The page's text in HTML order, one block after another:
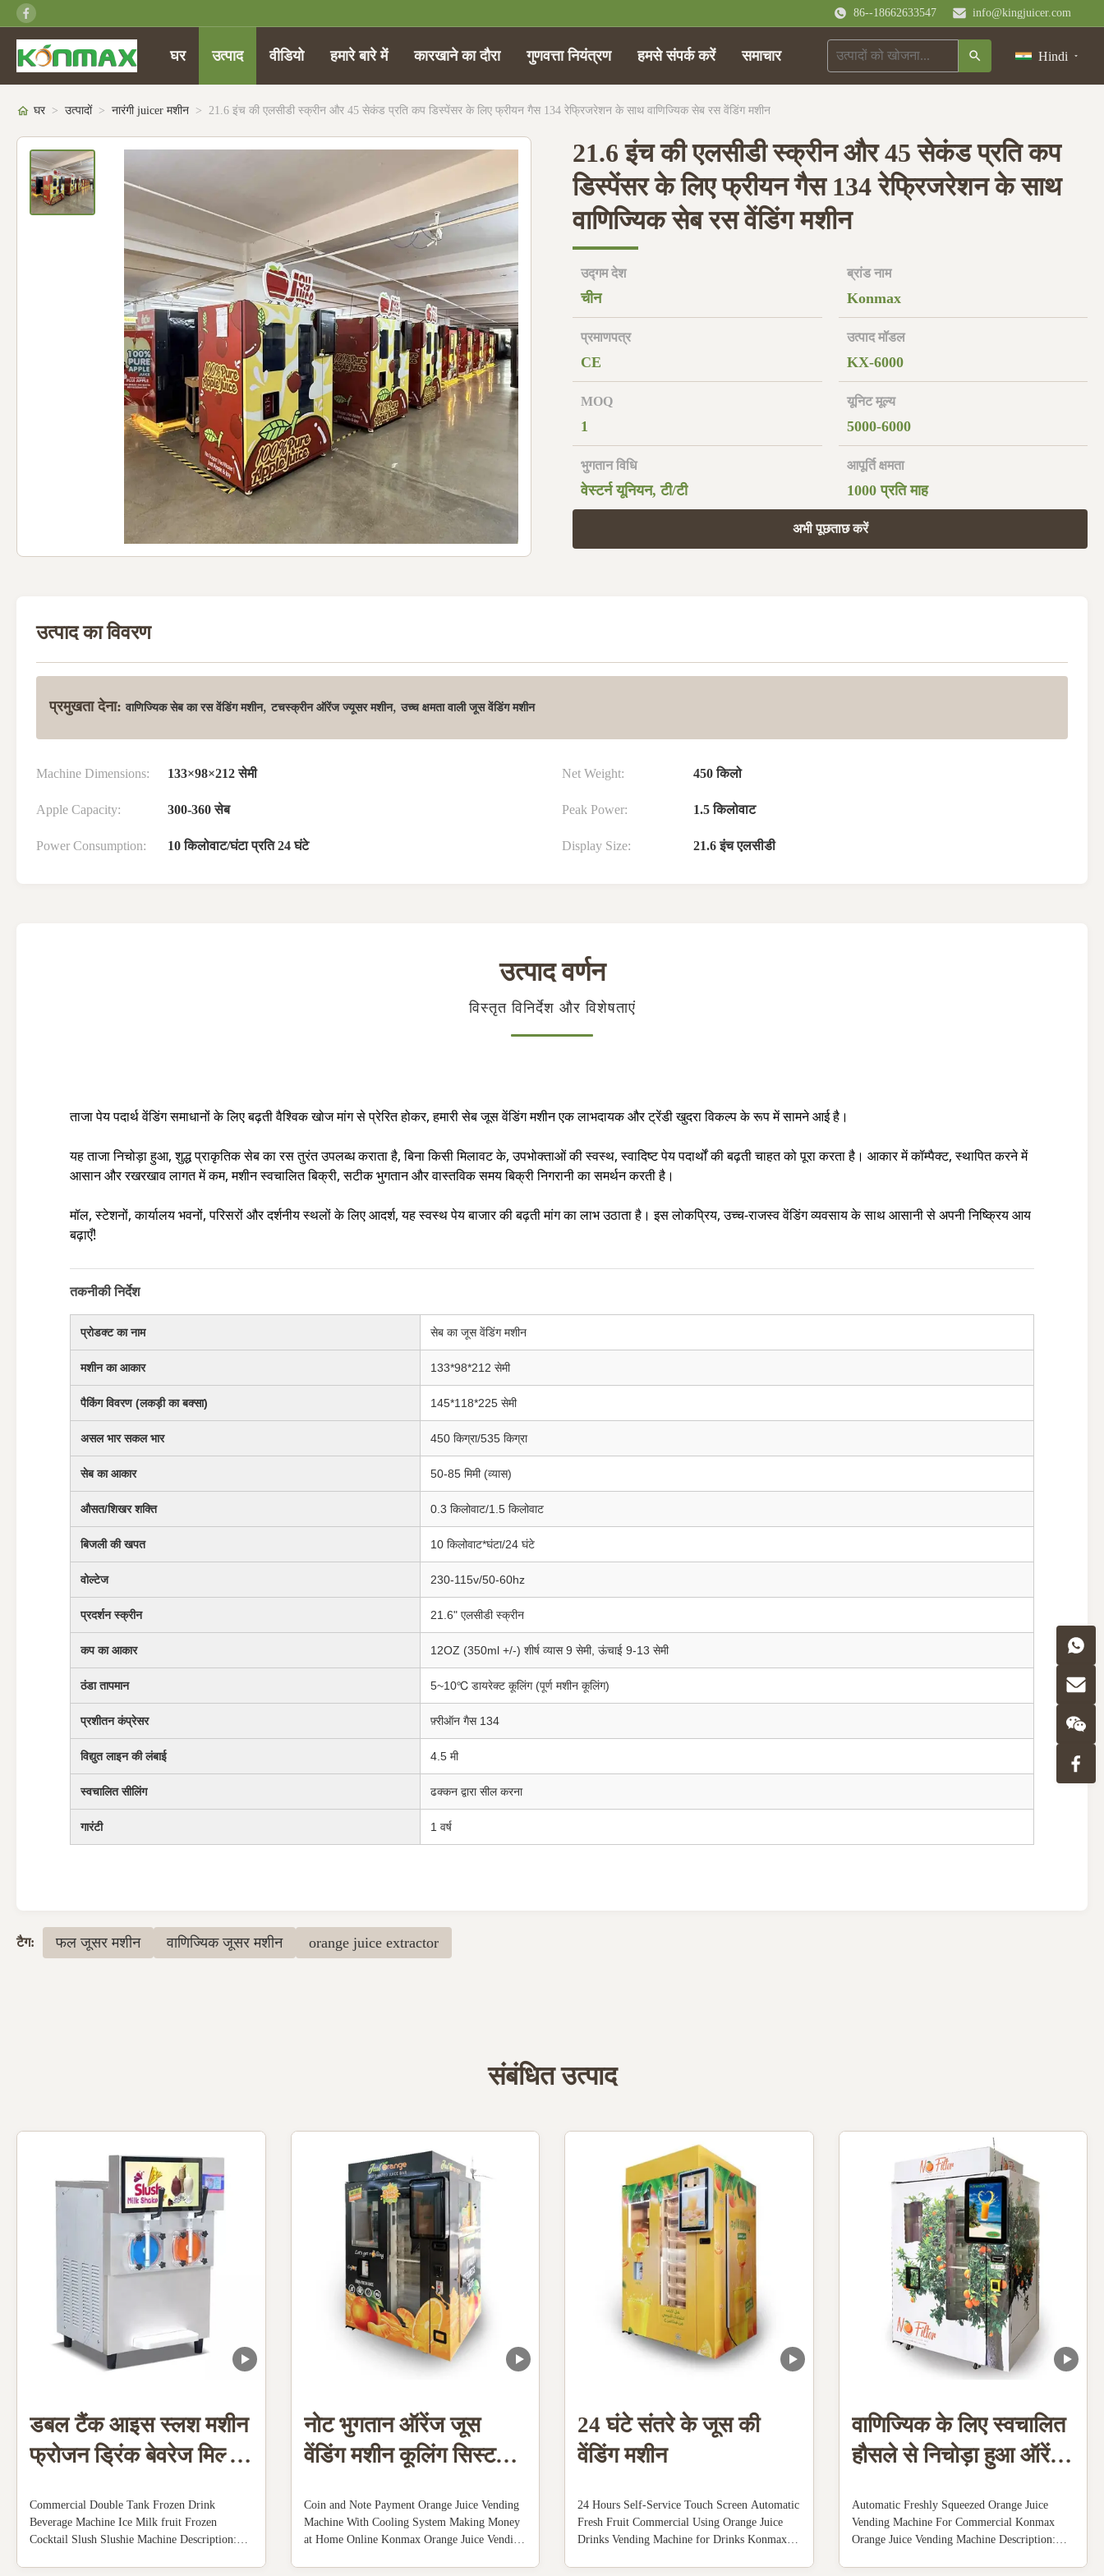
86--18662633547 info@kingjuicer.com
घर उत्पाद वीडियो हमारे बारे में कारखाने का दौरा गुणवत्ता नियंत्रण हमसे संपर्क करें समाचार Hindi
घर > उत्पादों > नारंगी juicer मशीन > 21.6 इंच की एलसीडी स्क्रीन और 45 सेकंड प्रति कप डिस्पेंसर के लिए फ्रीयन गैस 134 रेफ्रिजरेशन के साथ वाणिज्यिक सेब रस वेंडिंग मशीन
21.6 इंच की एलसीडी स्क्रीन और 45 सेकंड प्रति कप
डिस्पेंसर के लिए फ्रीयन गैस 134 रेफ्रिजरेशन के साथ
वाणिज्यिक सेब रस वेंडिंग मशीन
उद्गम देश
चीन
ब्रांड नाम
Konmax
प्रमाणपत्र
CE
उत्पाद मॉडल
KX-6000
MOQ
1
यूनिट मूल्य
5000-6000
भुगतान विधि
वेस्टर्न यूनियन, टी/टी
आपूर्ति क्षमता
1000 प्रति माह
अभी पूछताछ करें
उत्पाद का विवरण
प्रमुखता देना: वाणिज्यिक सेब का रस वेंडिंग मशीन,टचस्क्रीन ऑरेंज ज्यूसर मशीन,उच्च क्षमता वाली जूस वेंडिंग मशीन
Machine Dimensions: 133×98×212 सेमी Net Weight: 450 किलो
Apple Capacity: 300-360 सेब Peak Power: 1.5 किलोवाट
Power Consumption: 10 किलोवाट/घंटा प्रति 24 घंटे Display Size: 21.6 इंच एलसीडी
उत्पाद वर्णन
विस्तृत विनिर्देश और विशेषताएं
ताजा पेय पदार्थ वेंडिंग समाधानों के लिए बढ़ती वैश्विक खोज मांग से प्रेरित होकर, हमारी सेब जूस वेंडिंग मशीन एक लाभदायक और ट्रेंडी खुदरा विकल्प के रूप में सामने आई है।
यह ताजा निचोड़ा हुआ, शुद्ध प्राकृतिक सेब का रस तुरंत उपलब्ध कराता है, बिना किसी मिलावट के, उपभोक्ताओं की स्वस्थ, स्वादिष्ट पेय पदार्थों की बढ़ती चाहत को पूरा करता है। आकार में कॉम्पैक्ट, स्थापित करने में
आसान और रखरखाव लागत में कम, मशीन स्वचालित बिक्री, सटीक भुगतान और वास्तविक समय बिक्री निगरानी का समर्थन करती है।
मॉल, स्टेशनों, कार्यालय भवनों, परिसरों और दर्शनीय स्थलों के लिए आदर्श, यह स्वस्थ पेय बाजार की बढ़ती मांग का लाभ उठाता है। इस लोकप्रिय, उच्च-राजस्व वेंडिंग व्यवसाय के साथ आसानी से अपनी निष्क्रिय आय
बढ़ाएँ!
तकनीकी निर्देश
प्रोडक्ट का नाम सेब का जूस वेंडिंग मशीन
मशीन का आकार 133*98*212 सेमी
पैकिंग विवरण (लकड़ी का बक्सा) 145*118*225 सेमी
असल भार सकल भार 450 किग्रा/535 किग्रा
सेब का आकार 50-85 मिमी (व्यास)
औसत/शिखर शक्ति 0.3 किलोवाट/1.5 किलोवाट
बिजली की खपत 10 किलोवाट*घंटा/24 घंटे
वोल्टेज 230-115v/50-60hz
प्रदर्शन स्क्रीन 21.6" एलसीडी स्क्रीन
कप का आकार 12OZ (350ml +/-) शीर्ष व्यास 9 सेमी, ऊंचाई 9-13 सेमी
ठंडा तापमान 5~10℃ डायरेक्ट कूलिंग (पूर्ण मशीन कूलिंग)
प्रशीतन कंप्रेसर फ़्रीऑन गैस 134
विद्युत लाइन की लंबाई 4.5 मी
स्वचालित सीलिंग ढक्कन द्वारा सील करना
गारंटी 1 वर्ष
टैग: फल ​​जूसर मशीन वाणिज्यिक जूसर मशीन orange juice extractor
संबंधित उत्पाद
डबल टैंक आइस स्लश मशीन
फ्रोजन ड्रिंक बेवरेज मिल्क
Commercial Double Tank Frozen Drink
Beverage Machine Ice Milk fruit Frozen
Cocktail Slush Slushie Machine Description:
नोट भुगतान ऑरेंज जूस
वेंडिंग मशीन कूलिंग सिस्टम
Coin and Note Payment Orange Juice Vending
Machine With Cooling System Making Money
at Home Online Konmax Orange Juice Vending
24 घंटे संतरे के जूस की
वेंडिंग मशीन
24 Hours Self-Service Touch Screen Automatic
Fresh Fruit Commercial Using Orange Juice
Drinks Vending Machine for Drinks Konmax
वाणिज्यिक के लिए स्वचालित
हौसले से निचोड़ा हुआ ऑरेंज
Automatic Freshly Squeezed Orange Juice
Vending Machine For Commercial Konmax
Orange Juice Vending Machine Description: